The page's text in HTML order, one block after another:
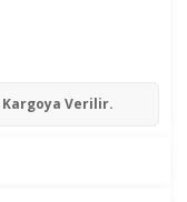
Kargoya Verilir.